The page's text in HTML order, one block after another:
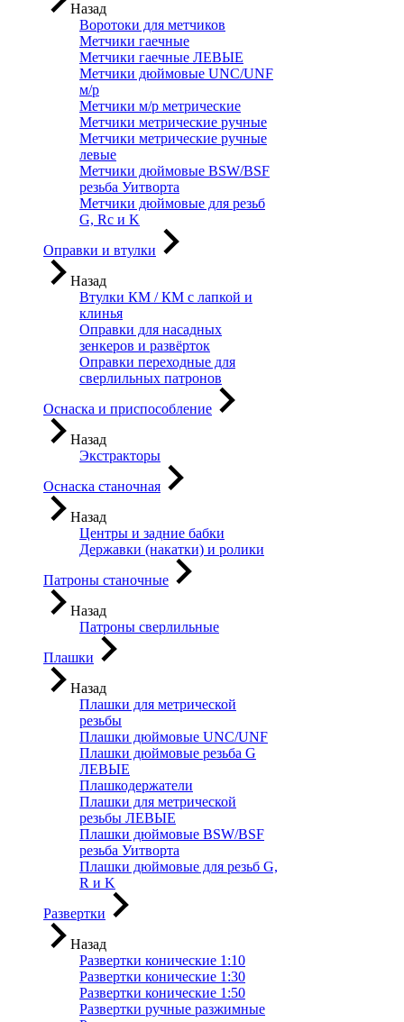
Назад
Воротоки для метчиков
Метчики гаечные
Метчики гаечные ЛЕВЫЕ
Метчики дюймовые UNC/UNF
м/р
Метчики м/р метрические
Метчики метрические ручные
Метчики метрические ручные
левые
Метчики дюймовые BSW/BSF
резьба Уитворта
Метчики дюймовые для резьб
G, Rc и K
Оправки и втулки
Назад
Втулки КМ / КМ с лапкой и
клинья
Оправки для насадных
зенкеров и развёрток
Оправки переходные для
сверлильных патронов
Оснаска и приспособление
Назад
Экстракторы
Оснаска станочная
Назад
Центры и задние бабки
Державки (накатки) и ролики
Патроны станочные
Назад
Патроны сверлильные
Плашки
Назад
Плашки для метрической
резьбы
Плашки дюймовые UNC/UNF
Плашки дюймовые резьба G
ЛЕВЫЕ
Плашкодержатели
Плашки для метрической
резьбы ЛЕВЫЕ
Плашки дюймовые BSW/BSF
резьба Уитворта
Плашки дюймовые для резьб G,
R и K
Развертки
Назад
Развертки конические 1:10
Развертки конические 1:30
Развертки конические 1:50
Развертки ручные разжимные